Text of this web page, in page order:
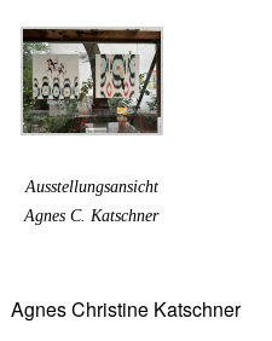
Ausstellungsansicht
Agnes C. Katschner
Agnes Christine Katschner